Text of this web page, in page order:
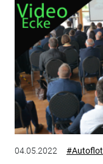
04.05.2022